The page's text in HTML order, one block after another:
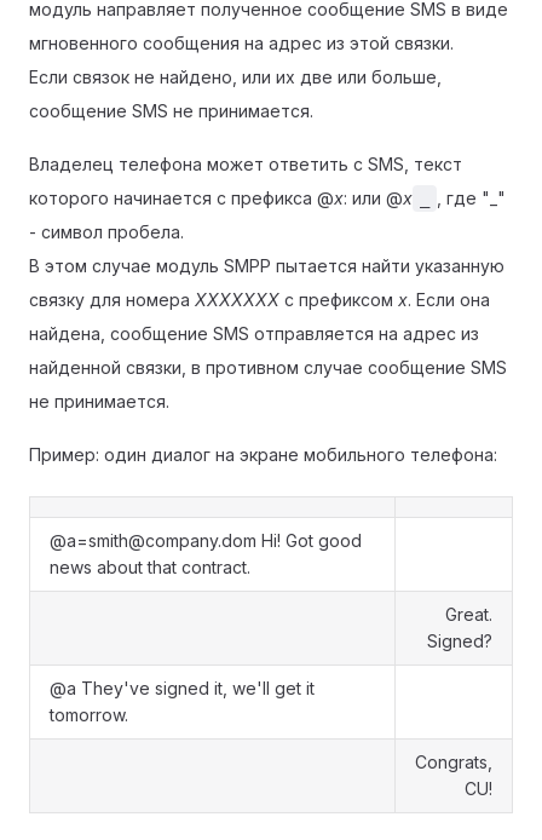
модуль направляет полученное сообщение SMS в виде
мгновенного сообщения на адрес из этой связки.
Если связок не найдено, или их две или больше,
сообщение SMS не принимается.
Владелец телефона может ответить с SMS, текст
которого начинается с префикса @x: или @x
, где "_"
- символ пробела.
В этом случае модуль SMPP пытается найти указанную
связку для номера XXXXXXX с префиксом x. Если она
найдена, сообщение SMS отправляется на адрес из
найденной связки, в противном случае сообщение SMS
не принимается.
Пример: один диалог на экране мобильного телефона:
@a=smith@company.dom Hi! Got good
news about that contract.
Great.
Signed?
@a They've signed it, we'll get it
tomorrow.
Congrats,
CU!